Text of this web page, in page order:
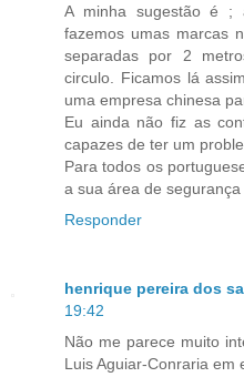
A minha sugestão é ;
fazemos umas marcas
separadas por 2
circulo. Ficamos lá
uma empresa chinesa
Eu ainda não fiz as
capazes de ter um
Para todos os
a sua área de
Responder
henrique pereira dos
19:42
Não me parece muito
Luis Aguiar-Conraria em